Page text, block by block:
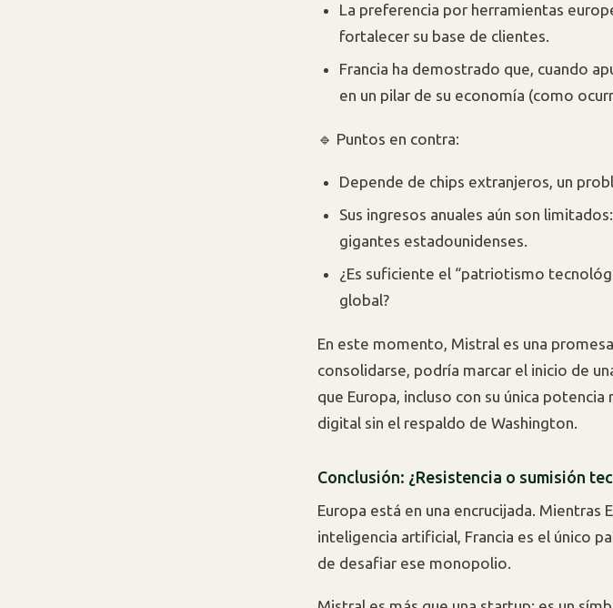
La preferencia por herramientas
fortalecer su base de clientes.
Francia ha demostrado que, cuando
en un pilar de su economía (como
🔹 Puntos en contra:
Depende de chips extranjeros, un
Sus ingresos anuales aún son
gigantes estadounidenses.
¿Es suficiente el “patriotismo
global?
En este momento, Mistral es una
consolidarse, podría marcar el inicio de
que Europa, incluso con su única
digital sin el respaldo de Washington.
Conclusión: ¿Resistencia o sumisión
Europa está en una encrucijada. Mientras
inteligencia artificial, Francia es el único
de desafiar ese monopolio.